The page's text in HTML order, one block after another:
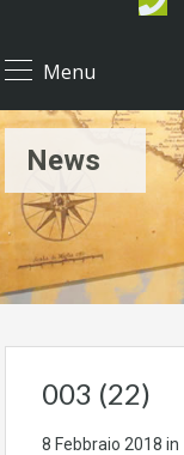
Menu
News
003 (22)
8 Febbraio 2018 in